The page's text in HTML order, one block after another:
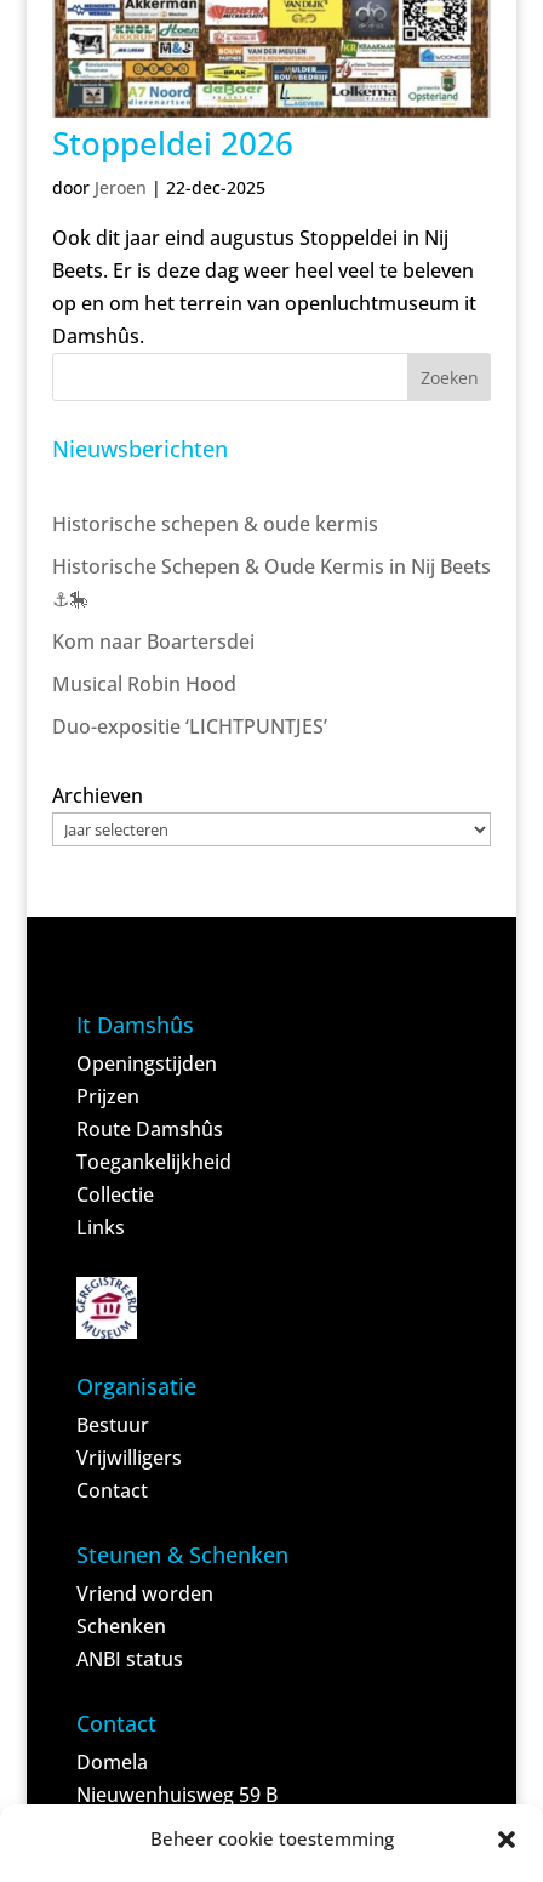
Beheer cookie toestemming
Stoppeldei 2026
door Jeroen | 22-dec-2025
Ook dit jaar eind augustus Stoppeldei in Nij
Beets. Er is deze dag weer heel veel te beleven
op en om het terrein van openluchtmuseum it
Damshûs.
Zoeken
Nieuwsberichten
Historische schepen & oude kermis
Historische Schepen & Oude Kermis in Nij Beets
⚓🎠
Kom naar Boartersdei
Musical Robin Hood
Duo-expositie ‘LICHTPUNTJES’
Archieven
It Damshûs
Openingstijden
Prijzen
Route Damshûs
Toegankelijkheid
Collectie
Links
Organisatie
Bestuur
Vrijwilligers
Contact
Steunen & Schenken
Vriend worden
Schenken
ANBI status
Contact
Domela
Nieuwenhuisweg 59 B
9245 VC Nij Beets